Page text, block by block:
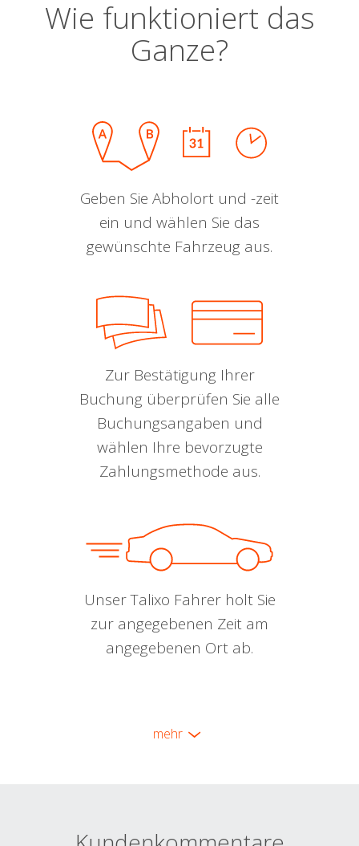
Wie funktioniert das
Ganze?
Geben Sie Abholort und -zeit
ein und wählen Sie das
gewünschte Fahrzeug aus.
Zur Bestätigung Ihrer
Buchung überprüfen Sie alle
Buchungsangaben und
wählen Ihre bevorzugte
Zahlungsmethode aus.
Unser Talixo Fahrer holt Sie
zur angegebenen Zeit am
angegebenen Ort ab.
mehr